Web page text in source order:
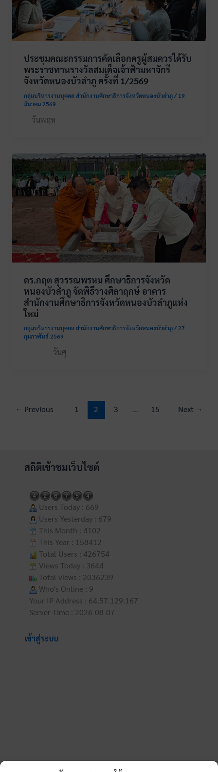
ประชุมคณะกรรมการคัดเลือกครูผู้สมควรได้รับ
พระราชทานรางวัลสมเด็จเจ้าฟ้ามหาจักรี
จังหวัดหนองบัวลำภู ครั้งที่ 1/2569
กลุ่มบริหารงานบุคคล สำนักงานศึกษาธิการจังหวัดหนองบัวลำภู/19
มีนาคม 2569
วันพฤห
ดร.กฤต สุวรรณพรหม ศึกษาธิการจังหวัด
หนองบัวลำภู จัดพิธีวางศิลาฤกษ์ อาคาร
สำนักงานศึกษาธิการจังหวัดหนองบัวลำภูแห่ง
ใหม่
กลุ่มบริหารงานบุคคล สำนักงานศึกษาธิการจังหวัดหนองบัวลำภู/27
กุมภาพันธ์ 2569
วันศุ
← Previous 1 2 3 … 15 Next →
สถิติเข้าชมเว็บไซต์
Users Today : 669
Users Yesterday : 679
This Month : 4102
This Year : 158412
Total Users : 426754
Views Today : 3644
Total views : 2036239
Who's Online : 9
Your IP Address : 64.57.129.167
Server Time : 2026-08-07
เข้าสู่ระบบ